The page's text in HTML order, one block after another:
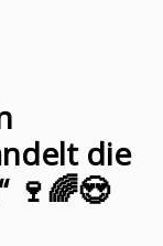
die
🍷🌈😍